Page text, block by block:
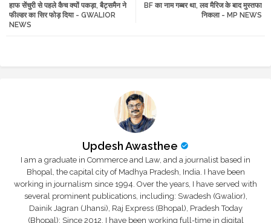
tte ats
BF का नाम गब्बर था, लव मैरिज के बाद मुस्तफा
निकला - MP NEWS
हाफ सेंचुरी से पहले कैच क्यों पकड़ा, बैट्समैन ने
फील्डर का सिर फोड़ दिया - GWALIOR
NEWS
Updesh Awasthee
I am a graduate in Commerce and Law, and a journalist based in
Bhopal, the capital city of Madhya Pradesh, India. I have been
working in journalism since 1994. Over the years, I have served with
several prominent publications, including: Swadesh (Gwalior),
Dainik Jagran (Jhansi), Raj Express (Bhopal), Pradesh Today
(Bhopal); Since 2012, I have been working full-time in digital